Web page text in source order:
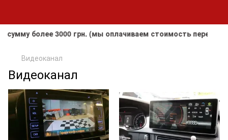
более 3000 грн. (мы оплачиваем стоимость
Видеоканал
Видеоканал